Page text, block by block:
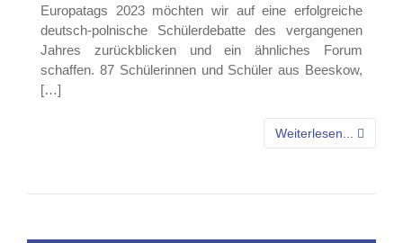
Europatags 2023 möchten wir auf eine erfolgreiche
deutsch-polnische Schülerdebatte des vergangenen
Jahres zurückblicken und ein ähnliches Forum
schaffen. 87 Schülerinnen und Schüler aus Beeskow,
[…]
Weiterlesen...